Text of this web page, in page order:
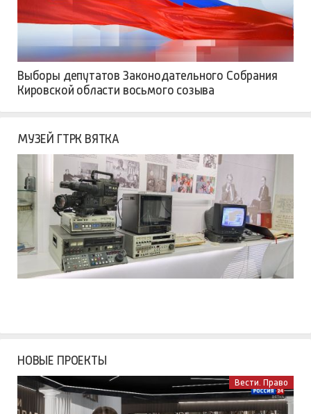
Выборы депутатов Законодательного Собрания
Кировской области восьмого созыва
МУЗЕЙ ГТРК ВЯТКА
НОВЫЕ ПРОЕКТЫ
Вести. Право